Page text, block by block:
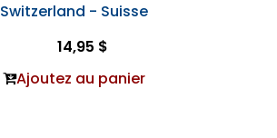
Switzerland - Suisse
14,95 $
Ajoutez au panier